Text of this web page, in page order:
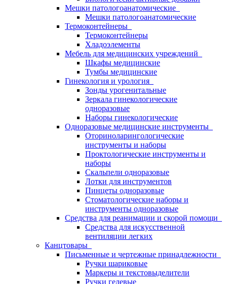
Мешки патологоанатомические
Мешки патологоанатомические
Термоконтейнеры
Термоконтейнеры
Хладоэлементы
Мебель для медицинских учреждений
Шкафы медицинские
Тумбы медицинские
Гинекология и урология
Зонды урогенитальные
Зеркала гинекологические
одноразовые
Наборы гинекологические
Одноразовые медицинские инструменты
Оториноларингологические
инструменты и наборы
Проктологические инструменты и
наборы
Скальпели одноразовые
Лотки для инструментов
Пинцеты одноразовые
Стоматологические наборы и
инструменты одноразовые
Средства для реанимации и скорой помощи
Средства для искусственной
вентиляции легких
Канцтовары
Письменные и чертежные принадлежности
Ручки шариковые
Маркеры и текстовыделители
Ручки гелевые